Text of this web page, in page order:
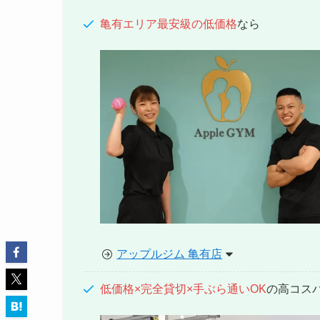
亀有エリア最安級の低価格なら
アップルジム 亀有店
低価格×完全貸切×手ぶら通いOKの高コス